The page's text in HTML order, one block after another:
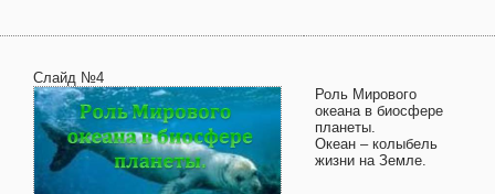
Слайд №4
Роль Мирового
океана в биосфере
планеты.
Океан – колыбель
жизни на Земле.